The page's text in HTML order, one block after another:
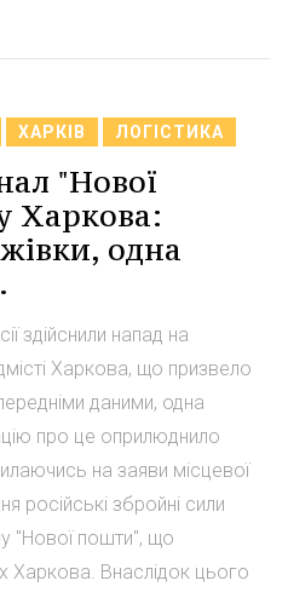
ХАРКІВ ЛОГІСТИКА
"Нової
Харкова:
одна
здійснили напад на
Харкова, що призвело
даними, одна
про це оприлюднило
на заяви місцевої
російські збройні сили
"Нової пошти", що
Харкова. Внаслідок цього